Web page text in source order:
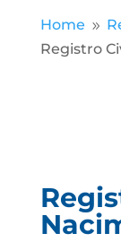
Home 9
Registro